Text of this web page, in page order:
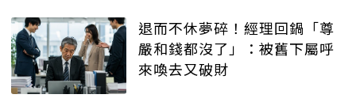
退而不休夢碎！經理回鍋「尊
嚴和錢都沒了」：被舊下屬呼
來喚去又破財